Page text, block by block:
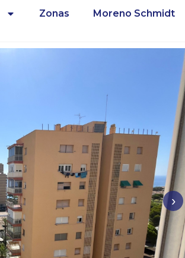
Zonas Moreno Schmidt
›